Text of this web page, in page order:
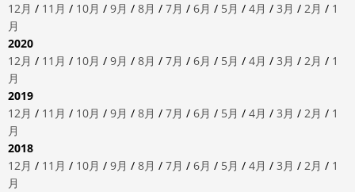
12月 / 11月 / 10月 / 9月 / 8月 / 7月 / 6月 / 5月 / 4月 / 3月 / 2月 / 1
月
2020
12月 / 11月 / 10月 / 9月 / 8月 / 7月 / 6月 / 5月 / 4月 / 3月 / 2月 / 1
月
2019
12月 / 11月 / 10月 / 9月 / 8月 / 7月 / 6月 / 5月 / 4月 / 3月 / 2月 / 1
月
2018
12月 / 11月 / 10月 / 9月 / 8月 / 7月 / 6月 / 5月 / 4月 / 3月 / 2月 / 1
月